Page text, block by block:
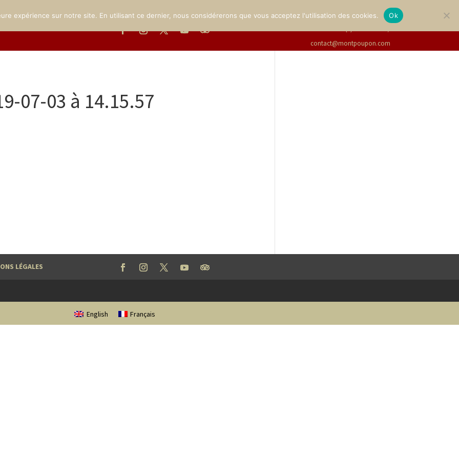
LE PARC INFOS PRATIQUES ÉVÉNEMENTS GALERIE BILLETTERIE Français
+33(0)2 47 94 21 15/
contact@montpoupon.com
07-03 à 14.15.57
LÉGALES
English Français
expérience sur notre site. En utilisant ce dernier, nous considérerons que vous acceptez l'utilisation des cookies. Ok